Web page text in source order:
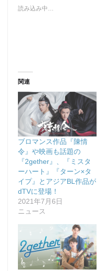
読み込み中…
関連
ブロマンス作品『陳情
令』や映画も話題の
『2gether』、『ミスタ
ーハート』『ターン×タ
イプ』とアジアBL作品が
dTVに登場！
2021年7月6日
ニュース